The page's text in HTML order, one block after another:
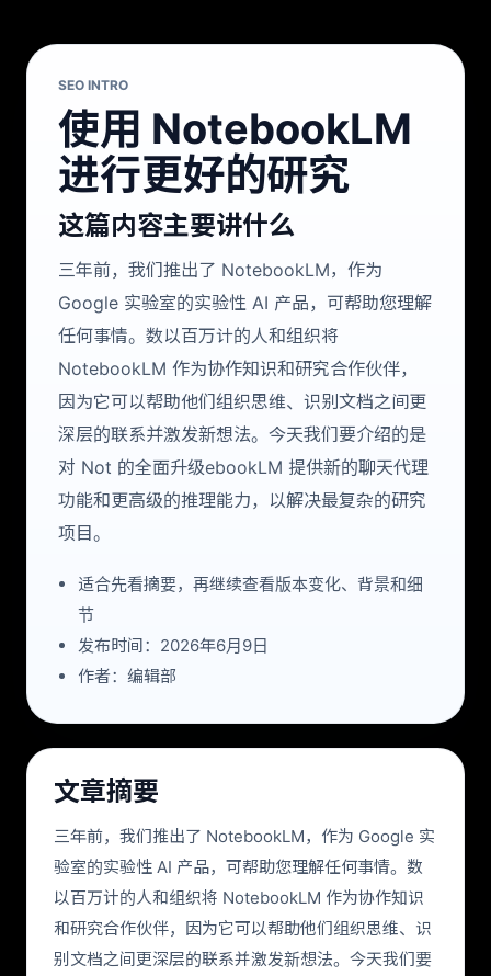
SEO INTRO
使用 NotebookLM
进行更好的研究
这篇内容主要讲什么
三年前，我们推出了 NotebookLM，作为
Google 实验室的实验性 AI 产品，可帮助您理解
任何事情。数以百万计的人和组织将
NotebookLM 作为协作知识和研究合作伙伴，
因为它可以帮助他们组织思维、识别文档之间更
深层的联系并激发新想法。今天我们要介绍的是
对 Not 的全面升级ebookLM 提供新的聊天代理
功能和更高级的推理能力，以解决最复杂的研究
项目。
适合先看摘要，再继续查看版本变化、背景和细
节
发布时间：2026年6月9日
作者：编辑部
文章摘要
三年前，我们推出了 NotebookLM，作为 Google 实
验室的实验性 AI 产品，可帮助您理解任何事情。数
以百万计的人和组织将 NotebookLM 作为协作知识
和研究合作伙伴，因为它可以帮助他们组织思维、识
别文档之间更深层的联系并激发新想法。今天我们要